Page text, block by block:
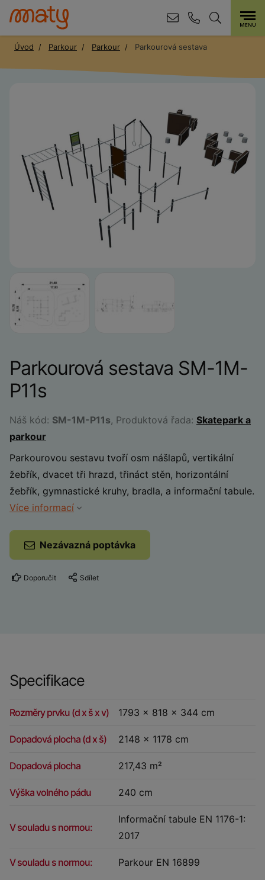
Úvod Parkour Parkour Parkourová sestava
Parkourová sestava SM-1M-
P11s
Náš kód: SM-1M-P11s, Produktová řada: Skatepark a
parkour
Parkourovou sestavu tvoří osm nášlapů, vertikální
žebřík, dvacet tři hrazd, třináct stěn, horizontální
žebřík, gymnastické kruhy, bradla, a informační tabule.
Více informací
Nezávazná poptávka
Doporučit Sdílet
Specifikace
Rozměry prvku (d x š x v) 1793 x 818 x 344 cm
Dopadová plocha (d x š) 2148 x 1178 cm
Dopadová plocha 217,43 m²
Výška volného pádu 240 cm
V souladu s normou:
Informační tabule EN 1176-1:
2017
V souladu s normou: Parkour EN 16899